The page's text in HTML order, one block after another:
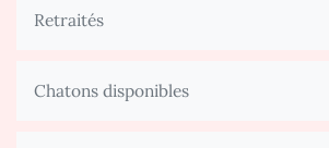
Retraités
Chatons disponibles